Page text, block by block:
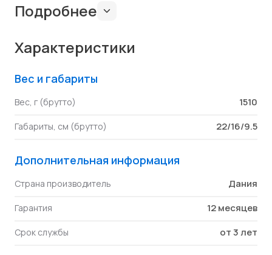
Подробнее
Характеристики
Вес и габариты
Вес, г (брутто) 1510
Габариты, см (брутто) 22/16/9.5
Дополнительная информация
Страна производитель Дания
Гарантия 12 месяцев
Срок службы от 3 лет